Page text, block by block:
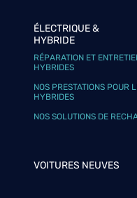
ÉLECTRIQUE &
HYBRIDE
RÉPARATION ET
HYBRIDES
NOS PRESTATIONS POUR
HYBRIDES
NOS SOLUTIONS DE
VOITURES NEUVES